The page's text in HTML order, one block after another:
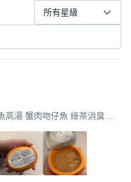
所有星級
湯 蟹肉吻仔魚 綠茶消臭配